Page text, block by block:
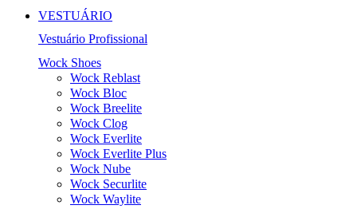
VESTUÁRIO
Vestuário Profissional
Wock Shoes
Wock Reblast
Wock Bloc
Wock Breelite
Wock Clog
Wock Everlite
Wock Everlite Plus
Wock Nube
Wock Securlite
Wock Waylite